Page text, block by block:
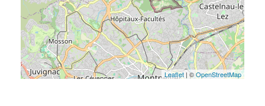
Leaflet | ©OpenStreetMap